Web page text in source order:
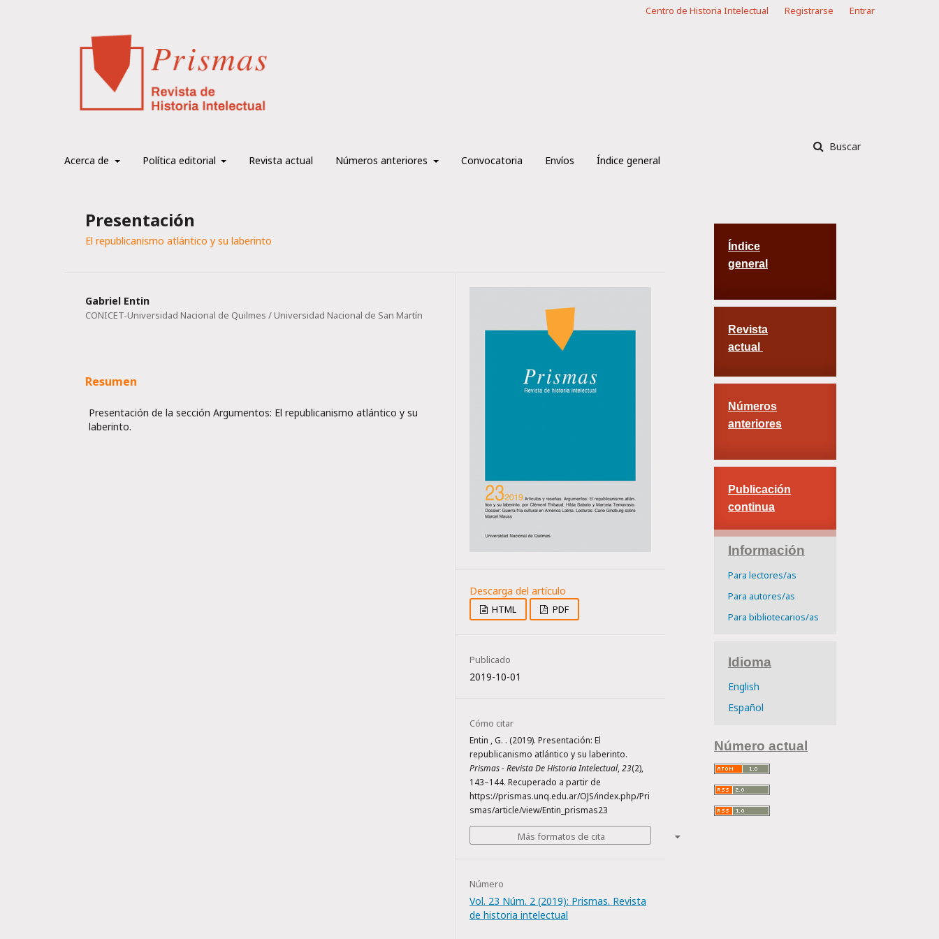
Acerca de Política editorial Revista actual Números anteriores Convocatoria Envíos Índice general
Buscar
Centro de Historia Intelectual Registrarse Entrar
Presentación
El republicanismo atlántico y su laberinto
Gabriel Entin
CONICET-Universidad Nacional de Quilmes / Universidad Nacional de San Martín
Resumen
Presentación de la sección Argumentos: El republicanismo atlántico y su
laberinto.
HTML PDF
Publicado
2019-10-01
Cómo citar
Entin , G. . (2019). Presentación: El
republicanismo atlántico y su laberinto.
Prismas - Revista De Historia Intelectual,23(2),
143–144. Recuperado a partir de
https://prismas.unq.edu.ar/OJS/index.php/Pri
smas/article/view/Entin_prismas23
Más formatos de cita
Número
Vol. 23 Núm. 2 (2019): Prismas. Revista
de historia intelectual
Índice
general
Revista
actual
Números
anteriores
Publicación
continua
Información
Para lectores/as
Para autores/as
Para bibliotecarios/as
Idioma
English
Español
Número actual